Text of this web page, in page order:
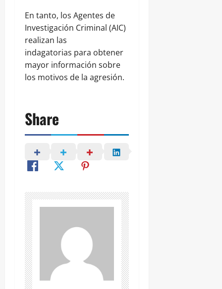
En tanto, los Agentes de
Investigación Criminal (AIC)
realizan las
indagatorias para obtener
mayor información sobre
los motivos de la agresión.
Share